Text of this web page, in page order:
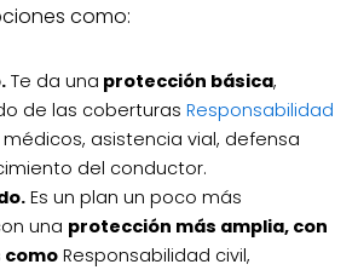
como:
Te da una protección básica,
de las coberturas Responsabilidad
asistencia vial, defensa
del conductor.
Es un plan un poco más
una protección más amplia, con
Responsabilidad civil,